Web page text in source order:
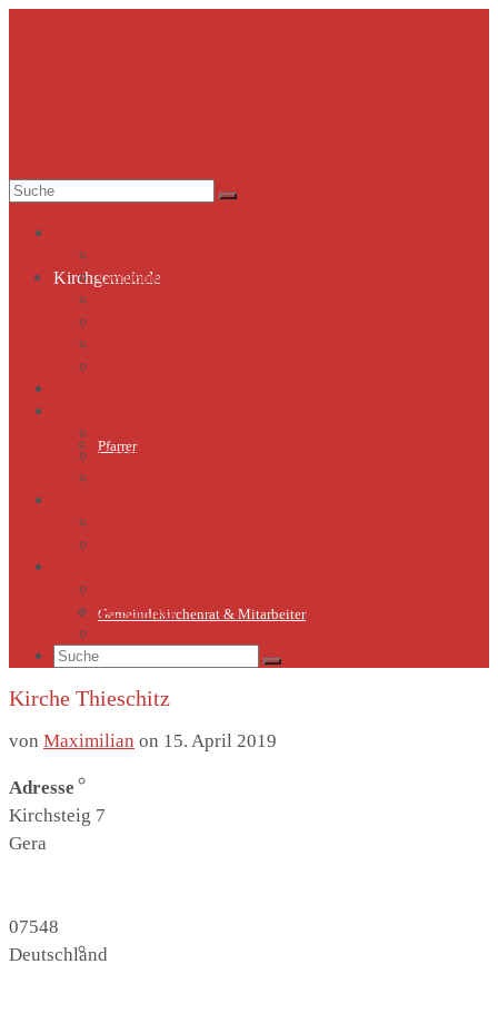
Kirchgemeinde
Pfarrer
Gemeindekirchenrat & Mitarbeiter
Termine
Suche
Gemeindekirchenrat & Mitarbeiter
Geschichte St.Marien
Sternsinger
Suche
Kirche Thieschitz
von Maximilian on 15. April 2019
Adresse
Kirchsteig 7
Gera
07548
Deutschland